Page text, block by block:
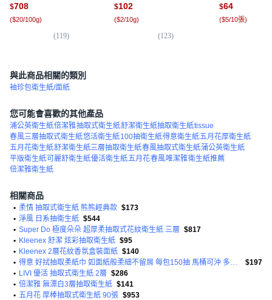
$708
($20/100g)
(119)
$102
($2/10g)
(123)
$64
($5/10張)
與此商品相關的類別
袖珍包衛生紙/面紙
您可能會喜歡的其他產品
浦公英衛生紙倍潔雅抽取式衛生紙舒潔衛生紙抽取衛生紙tissue
春風三層抽取式衛生紙悠活衛生紙100抽衛生紙得意衛生紙五月花厚衛生紙
五月花衛生紙舒潔衛生紙三層抽取衛生紙春風抽取式衛生紙蒲公英衛生紙
平版衛生紙 可麗舒衛生紙優活衛生紙五月花春風唯潔雅衛生紙推薦
倍潔雅衛生紙
相關商品
• 柔情 抽取式衛生紙 熊熊經典款 $173
• 淨風 日系抽衛生紙 $544
• Super Do 極度朵朵 超厚柔抽取式花紋衛生紙 三層 $817
• Kleenex 舒潔 炫彩抽取衛生紙 $95
• Kleenex 2層花紋香氛盒裝面紙 $140
•
得意 好拭抽取柔紙巾 如面紙般柔細不留屑 每包150抽 馬桶可沖 多功能適用
$197
• LIVI 優活 抽取式衛生紙 2層 $286
• 倍潔雅 無漂白3層抽取衛生紙 $141
• 五月花 厚棒抽取式衛生紙 90張 $953